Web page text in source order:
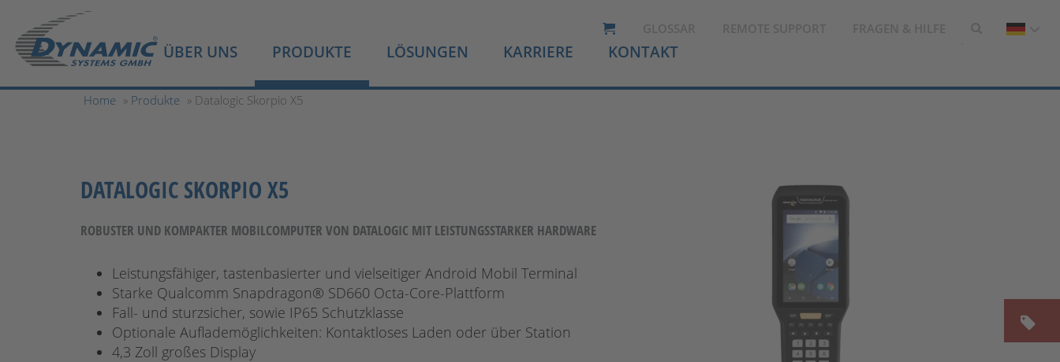
ÜBER UNS PRODUKTE LÖSUNGEN KARRIERE KONTAKT
Home » Produkte » Datalogic Skorpio X5
DATALOGIC SKORPIO X5
ROBUSTER UND KOMPAKTER MOBILCOMPUTER VON DATALOGIC MIT LEISTUNGSSTARKER HARDWARE
Leistungsfähiger, tastenbasierter und vielseitiger Android Mobil Terminal
Starke Qualcomm Snapdragon® SD660 Octa-Core-Plattform
Fall- und sturzsicher, sowie IP65 Schutzklasse
Optionale Auflademöglichkeiten: Kontaktloses Laden oder über Station
4,3 Zoll großes Display